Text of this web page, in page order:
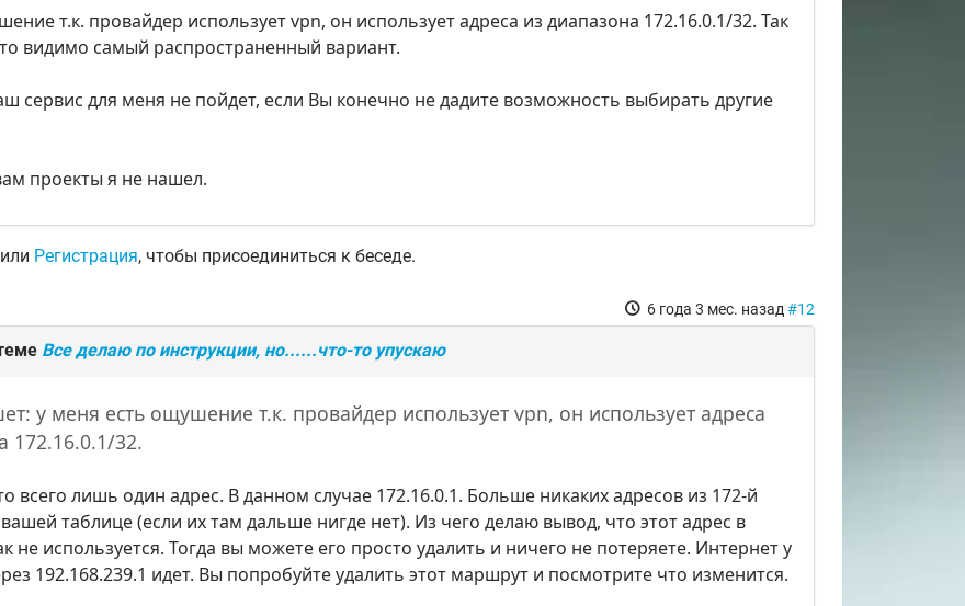
т.к. провайдер использует vpn, он использует адреса из диапазона 172.16.0.1/32. Так
видимо самый распространенный вариант.
сервис для меня не пойдет, если Вы конечно не дадите возможность выбирать другие
проекты я не нашел.
или Регистрация, чтобы присоединиться к беседе.
6 года 3 мес. назад #12
Все делаю по инструкции, но......что-то упускаю
у меня есть ощушение т.к. провайдер использует vpn, он использует адреса
172.16.0.1/32.
всего лишь один адрес. В данном случае 172.16.0.1. Больше никаких адресов из 172-й
таблице (если их там дальше нигде нет). Из чего делаю вывод, что этот адрес в
не используется. Тогда вы можете его просто удалить и ничего не потеряете. Интернет у
192.168.239.1 идет. Вы попробуйте удалить этот маршрут и посмотрите что изменится.